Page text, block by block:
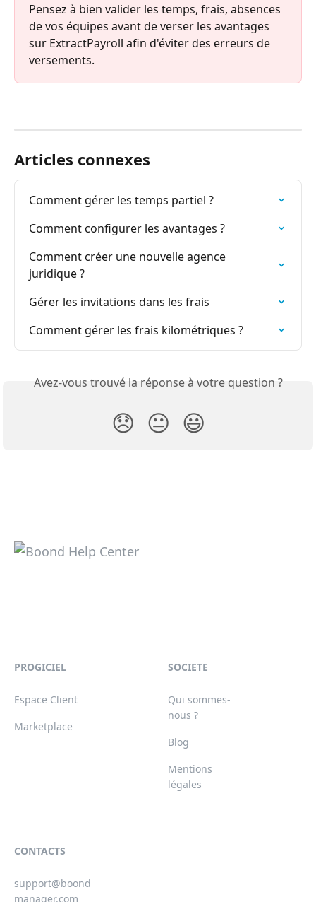
Pensez à bien valider les temps, frais, absences
de vos équipes avant de verser les avantages
sur ExtractPayroll afin d'éviter des erreurs de
versements.
Articles connexes
Comment gérer les temps partiel ?
Comment configurer les avantages ?
Comment créer une nouvelle agence
juridique ?
Gérer les invitations dans les frais
Comment gérer les frais kilométriques ?
Avez-vous trouvé la réponse à votre question ?
😞 😐 😃
PROGICIEL
Espace Client
Marketplace
SOCIETE
Qui sommes-
nous ?
Blog
Mentions
légales
CONTACTS
support@boond
manager.com